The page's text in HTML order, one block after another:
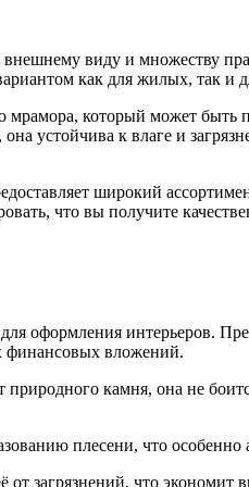
виду и множеству
как для жилых, так и
мрамора, который может
устойчива к влаге и
широкий
что вы получите
оформления интерьеров.
финансовых вложений.
камня, она не
плесени, что особенно
загрязнений, что экономит